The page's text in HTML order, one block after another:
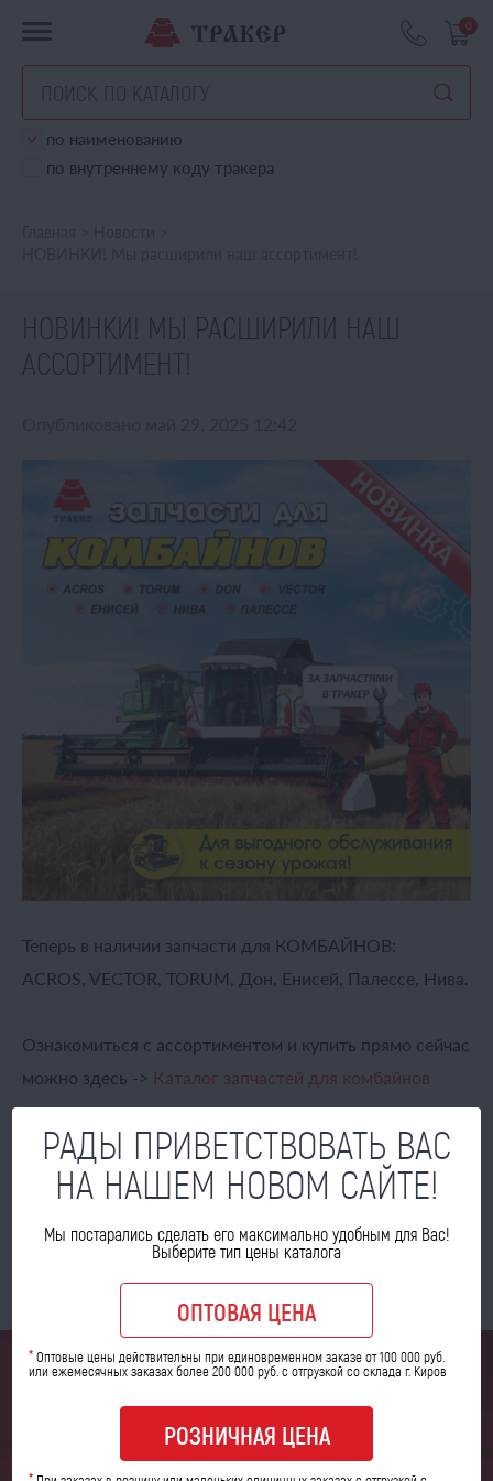
0
по наименованию
по внутреннему коду тракера
НОВИНКИ! МЫ РАСШИРИЛИ НАШ
АССОРТИМЕНТ!
Теперь в наличии запчасти для КОМБАЙНОВ:
ACROS, VECTOR, TORUM, Дон, Енисей, Палессе, Нива.
Ознакомиться с ассортиментом и купить прямо сейчас
можно здесь -> Каталог запчастей для комбайнов
Мы предлагаем широкий ассортимент
комплектующих для сельскохозяйственных машин,
сложности в максимально короткие сроки!
МЫ ОТВЕТИМ НА ВСЕ ВАШИ
РАДЫ ПРИВЕТСТВОВАТЬ ВАС
НА НАШЕМ НОВОМ САЙТЕ!
Мы постарались сделать его максимально удобным для Вас!
Выберите тип цены каталога
ОПТОВАЯ ЦЕНА
*Оптовые цены действительны при единовременном заказе от 100 000 руб.
или ежемесячных заказах более 200 000 руб. с отгрузкой со склада г. Киров
РОЗНИЧНАЯ ЦЕНА